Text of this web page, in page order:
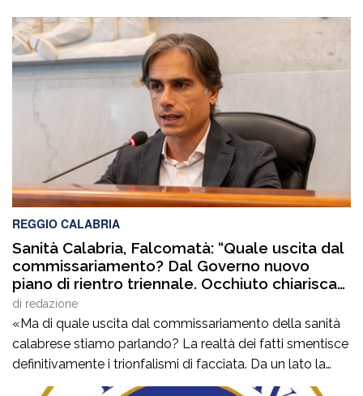
REGGIO CALABRIA
Sanità Calabria, Falcomatà: “Quale uscita dal
commissariamento? Dal Governo nuovo
piano di rientro triennale. Occhiuto chiarisca
le tante ombre sui bilanci del comparto
sanitario”
di redazione
«Ma di quale uscita dal commissariamento della sanità
calabrese stiamo parlando? La realtà dei fatti smentisce
definitivamente i trionfalismi di facciata. Da un lato la
Corte dei Conti esprime un parere di non luogo a